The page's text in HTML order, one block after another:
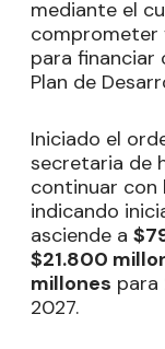
mediante el
comprometer
para financiar
Plan de
Iniciado el
secretaria de
continuar con
indicando
asciende a
$21.800
millones para
2027.